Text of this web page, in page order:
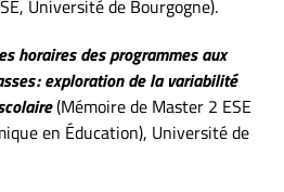
Université de Bourgogne).
horaires des programmes aux
: exploration de la variabilité
(Mémoire de Master 2 ESE
en Éducation), Université de